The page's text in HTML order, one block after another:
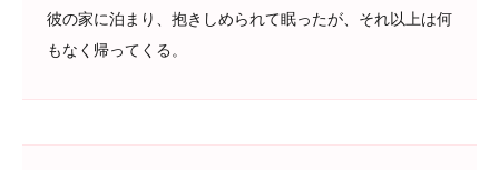
彼の家に泊まり、抱きしめられて眠ったが、それ以上は何
もなく帰ってくる。